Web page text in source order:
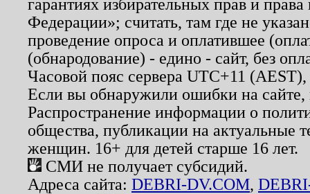
гарантиях избирательных прав и
Федерации»; считать, там где не
проведение опроса и оплатившее
(обнародование) - едино - сайт, без
Часовой пояс сервера UTC+11
Если вы обнаружили ошибки на
Распространение информации о
общества, публикации на актуальные
женщин. 16+ для детей старше 16 лет.
СМИ не получает субсидий.
Адреса сайта: DEBRI-DV.COM,